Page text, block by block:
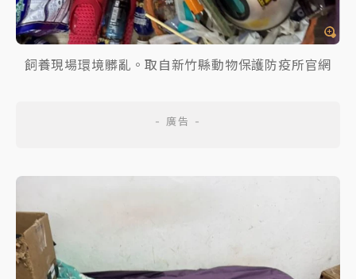
飼養現場環境髒亂。取自新竹縣動物保護防疫所官網